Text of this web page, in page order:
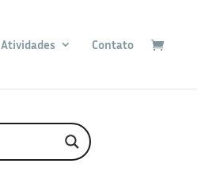
Atividades Contato